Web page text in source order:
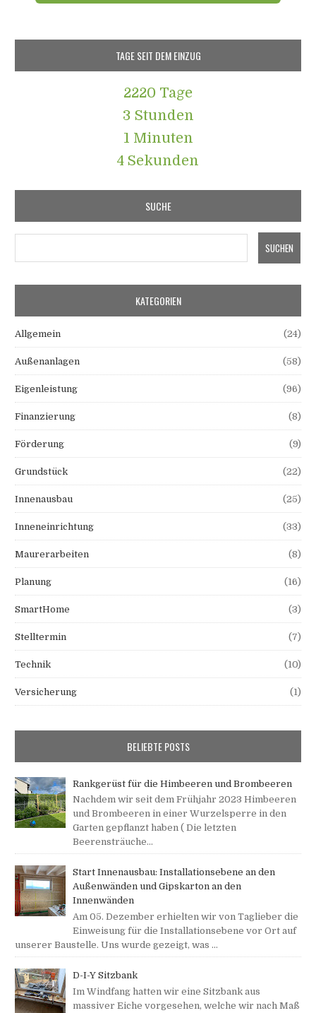
TAGE SEIT DEM EINZUG
2220 Tage
3 Stunden
1 Minuten
5 Sekunden
SUCHE
KATEGORIEN
Allgemein (24)
Außenanlagen (58)
Eigenleistung (96)
Finanzierung (8)
Förderung (9)
Grundstück (22)
Innenausbau (25)
Inneneinrichtung (33)
Maurerarbeiten (8)
Planung (16)
SmartHome (3)
Stelltermin (7)
Technik (10)
Versicherung (1)
BELIEBTE POSTS
Rankgerüst für die Himbeeren und Brombeeren
Nachdem wir seit dem Frühjahr 2023 Himbeeren
und Brombeeren in einer Wurzelsperre in den
Garten gepflanzt haben ( Die letzten
Beerensträuche...
Start Innenausbau: Installationsebene an den
Außenwänden und Gipskarton an den
Innenwänden
Am 05. Dezember erhielten wir von Taglieber die
Einweisung für die Installationsebene vor Ort auf
unserer Baustelle. Uns wurde gezeigt, was ...
D-I-Y Sitzbank
Im Windfang hatten wir eine Sitzbank aus
massiver Eiche vorgesehen, welche wir nach Maß